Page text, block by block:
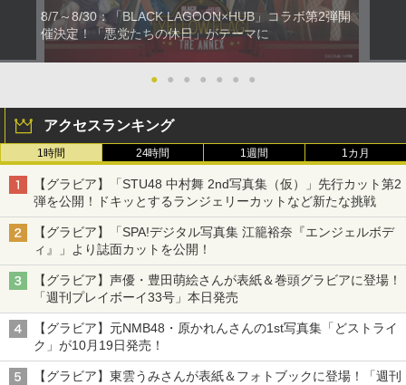
8/7～8/30：「BLACK LAGOON×HUB」コラボ第2弾開
催決定！「悪党たちの休日」がテーマに
● ● ● ● ● ● ●
アクセスランキング
1時間 24時間 1週間 1カ月
【グラビア】「STU48 中村舞 2nd写真集（仮）」先行カット第2
弾を公開！ドキッとするランジェリーカットなど新たな挑戦
【グラビア】「SPA!デジタル写真集 江籠裕奈『エンジェルボデ
ィ』」より誌面カットを公開！
【グラビア】声優・豊田萌絵さんが表紙＆巻頭グラビアに登場！
「週刊プレイボーイ33号」本日発売
【グラビア】元NMB48・原かれんさんの1st写真集「どストライ
ク」が10月19日発売！
【グラビア】東雲うみさんが表紙＆フォトブックに登場！「週刊